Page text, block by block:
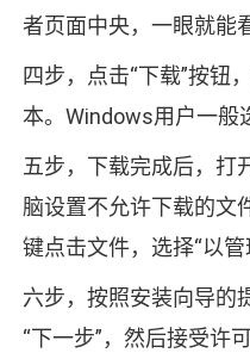
者页面中央，一眼就能
四步，点击“下载”按钮
本。Windows用户一般
五步，下载完成后，打
脑设置不允许下载的文
键点击文件，选择“以管
六步，按照安装向导的
“下一步”，然后接受许